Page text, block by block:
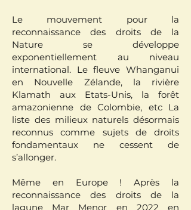
Le mouvement pour la
reconnaissance des droits de la
Nature se développe
exponentiellement au niveau
international. Le fleuve Whanganui
en Nouvelle Zélande, la rivière
Klamath aux Etats-Unis, la forêt
amazonienne de Colombie, etc La
liste des milieux naturels désormais
reconnus comme sujets de droits
fondamentaux ne cessent de
s’allonger.
Même en Europe ! Après la
reconnaissance des droits de la
lagune Mar Menor en 2022 en